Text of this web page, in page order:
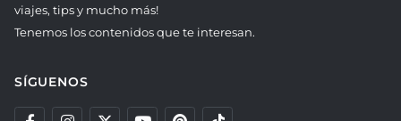
viajes, tips y mucho más!
Tenemos los contenidos que te interesan.
SÍGUENOS